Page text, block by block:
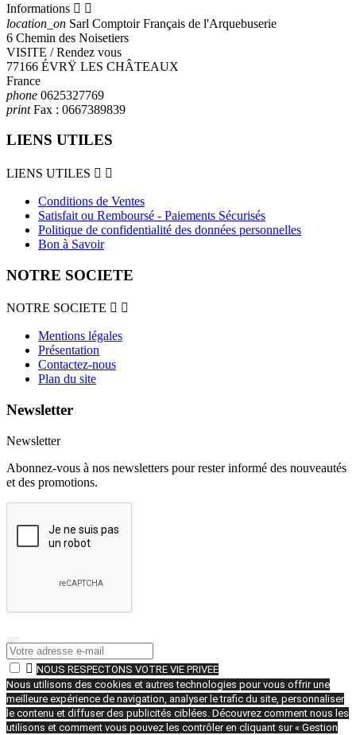
Informations  
location_on Sarl Comptoir Français de l'Arquebuserie
6 Chemin des Noisetiers
VISITE / Rendez vous
77166 ÉVRŸ LES CHÂTEAUX
France
phone 0625327769
printFax : 0667389839
LIENS UTILES
LIENS UTILES  
Conditions de Ventes
Satisfait ou Remboursé - Paiements Sécurisés
Politique de confidentialité des données personnelles
Bon à Savoir
NOTRE SOCIETE
NOTRE SOCIETE  
Mentions légales
Présentation
Contactez-nous
Plan du site
Newsletter
Newsletter
Abonnez-vous à nos newsletters pour rester informé des nouveautés
et des promotions.
 NOUS RESPECTONS VOTRE VIE PRIVEE
Nous utilisons des cookies et autres technologies pour vous offrir une
meilleure expérience de navigation, analyser le trafic du site, personnaliser
le contenu et diffuser des publicités ciblées. Découvrez comment nous les
utilisons et comment vous pouvez les contrôler en cliquant sur « Gestion